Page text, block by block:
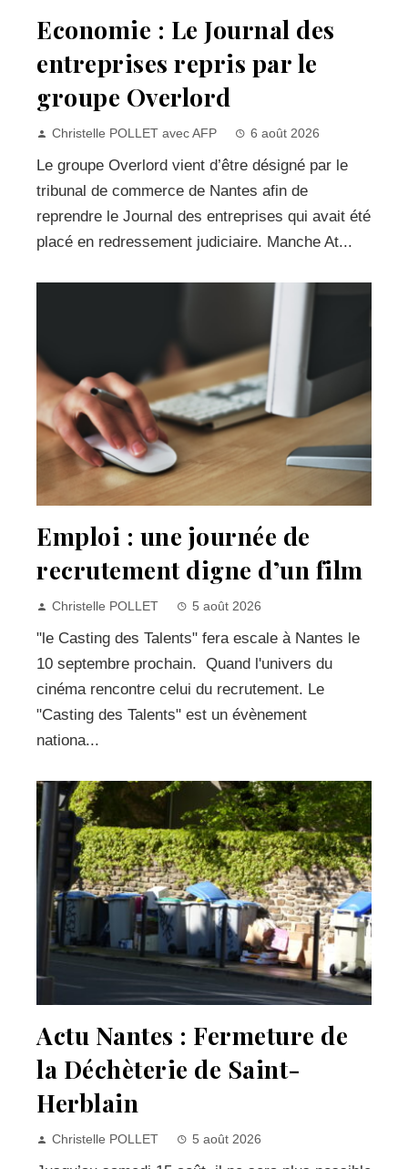
Economie : Le Journal des
entreprises repris par le
groupe Overlord
Christelle POLLET avec AFP 6 août 2026
Le groupe Overlord vient d’être désigné par le
tribunal de commerce de Nantes afin de
reprendre le Journal des entreprises qui avait été
placé en redressement judiciaire. Manche At...
Emploi : une journée de
recrutement digne d’un film
Christelle POLLET 5 août 2026
"le Casting des Talents" fera escale à Nantes le
10 septembre prochain. Quand l'univers du
cinéma rencontre celui du recrutement. Le
"Casting des Talents" est un évènement
nationa...
Actu Nantes : Fermeture de
la Déchèterie de Saint-
Herblain
Christelle POLLET 5 août 2026